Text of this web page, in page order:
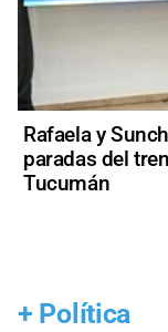
Rafaela y
paradas del
Tucumán
+ Política